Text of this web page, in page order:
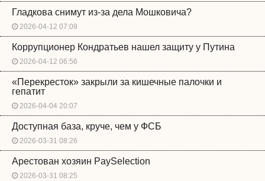
Гладкова снимут из-за дела Мошковича?
2026-04-12 07:09
Коррупционер Кондратьев нашел защиту у Путина
2026-04-12 06:56
«Перекресток» закрыли за кишечные палочки и
гепатит
2026-04-04 20:07
Доступная база, круче, чем у ФСБ
2026-03-31 08:26
Арестован хозяин PaySelection
2026-03-31 08:25